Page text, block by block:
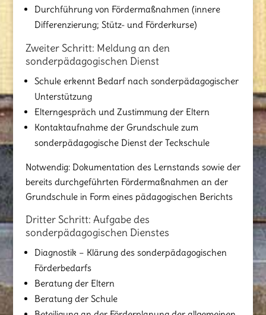
Durchführung von Fördermaßnahmen (innere
Differenzierung; Stütz- und Förderkurse)
Zweiter Schritt: Meldung an den
sonderpädagogischen Dienst
Schule erkennt Bedarf nach sonderpädagogischer
Unterstützung
Elterngespräch und Zustimmung der Eltern
Kontaktaufnahme der Grundschule zum
sonderpädagogische Dienst der Teckschule
Notwendig: Dokumentation des Lernstands sowie der
bereits durchgeführten Fördermaßnahmen an der
Grundschule in Form eines pädagogischen Berichts
Dritter Schritt: Aufgabe des
sonderpädagogischen Dienstes
Diagnostik – Klärung des sonderpädagogischen
Förderbedarfs
Beratung der Eltern
Beratung der Schule